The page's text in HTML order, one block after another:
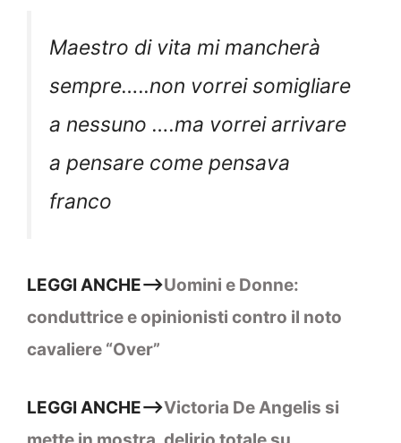
Maestro di vita mi mancherà
sempre…..non vorrei somigliare
a nessuno ….ma vorrei arrivare
a pensare come pensava
franco
LEGGI ANCHE—>Uomini e Donne:
conduttrice e opinionisti contro il noto
cavaliere “Over”
LEGGI ANCHE—>Victoria De Angelis si